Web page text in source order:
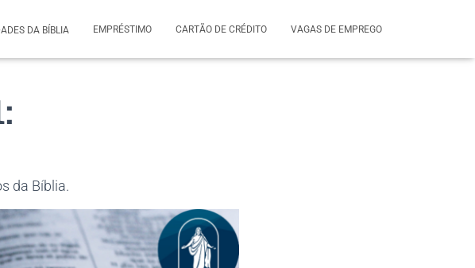
DA BÍBLIA EMPRÉSTIMO CARTÃO DE CRÉDITO VAGAS DE EMPREGO
da Bíblia.